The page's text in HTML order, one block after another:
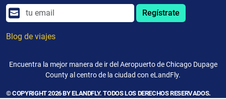
Regístrate
Blog de viajes
Encuentra la mejor manera de ir del Aeropuerto de Chicago Dupage
County al centro de la ciudad con eLandFly.
© COPYRIGHT 2026 BY ELANDFLY. TODOS LOS DERECHOS RESERVADOS.